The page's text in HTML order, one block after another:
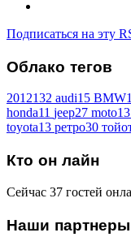
Подписаться на эту
Облако тегов
2012132 audi15 BMW
honda11 jeep27 moto13
toyota13 ретро30
Кто он лайн
Сейчас 37 гостей
Наши партнеры